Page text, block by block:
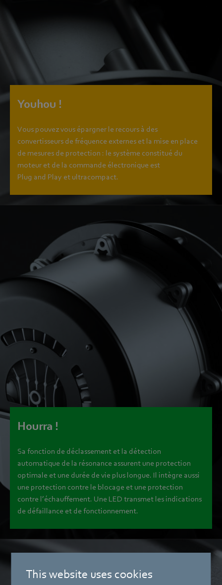
This website uses cookies
Youhou !
Vous pouvez vous épargner le recours à des
convertisseurs de fréquence externes et la mise en place
de mesures de protection : le système constitué du
moteur et de la commande électronique est
Plug and Play et ultracompact.
Hourra !
Sa fonction de déclassement et la détection
automatique de la résonance assurent une protection
optimale et une durée de vie plus longue. Il intègre aussi
une protection contre le blocage et une protection
contre l’échauffement. Une LED transmet les indications
de défaillance et de fonctionnement.